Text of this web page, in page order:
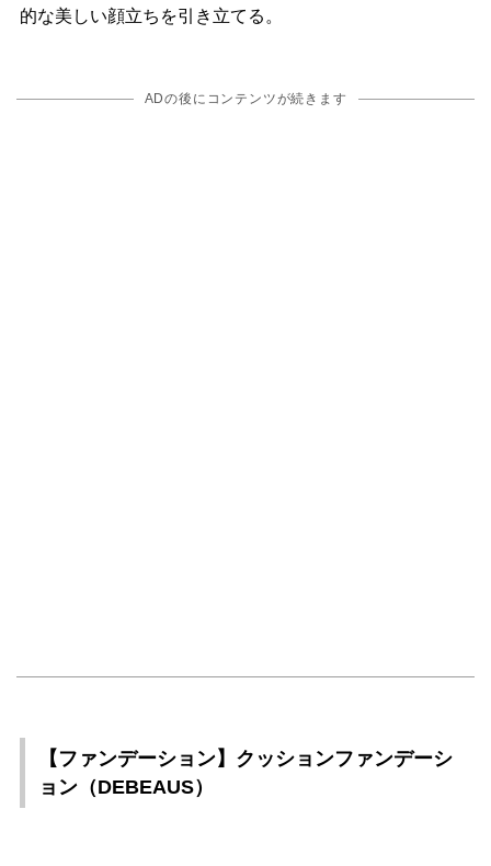
的な美しい顔立ちを引き立てる。
ADの後にコンテンツが続きます
【ファンデーション】クッションファンデーシ
ョン（DEBEAUS）